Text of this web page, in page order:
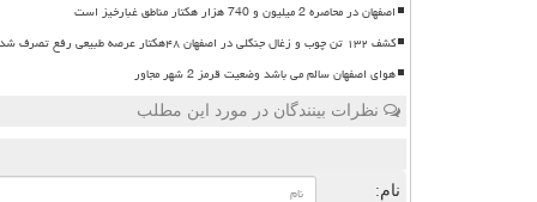
اصفهان در محاصره 2 میلیون و 740 هزار هکتار مناطق غبارخیز است
کشف ۱۳۲ تن چوب و زغال جنگلی در اصفهان ۴۸هکتار عرصه طبیعی رفع تصرف شد
هوای اصفهان سالم می باشد وضعیت قرمز 2 شهر مجاور
نظرات بینندگان در مورد این مطلب
نام: